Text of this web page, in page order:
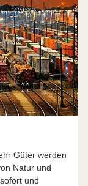
Güter werden
Natur und
und